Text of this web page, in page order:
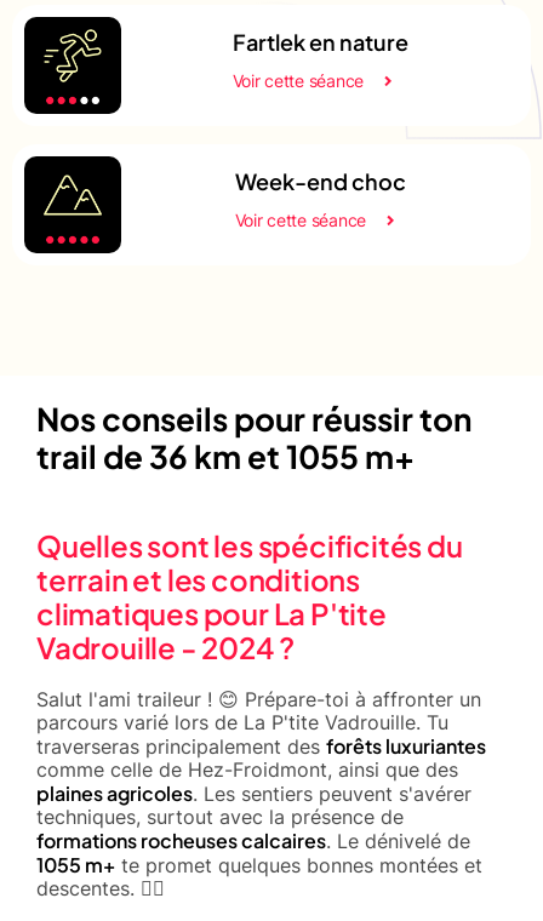
Fartlek en nature
Voir cette séance
Week-end choc
Voir cette séance
Nos conseils pour réussir ton
trail de 36 km et 1055 m+
Quelles sont les spécificités du
terrain et les conditions
climatiques pour La P'tite
Vadrouille - 2024 ?
Salut l'ami traileur ! 😊 Prépare-toi à affronter un
parcours varié lors de La P'tite Vadrouille. Tu
traverseras principalement des forêts luxuriantes
comme celle de Hez-Froidmont, ainsi que des
plaines agricoles. Les sentiers peuvent s'avérer
techniques, surtout avec la présence de
formations rocheuses calcaires. Le dénivelé de
1055 m+ te promet quelques bonnes montées et
descentes. 🚵‍♂️